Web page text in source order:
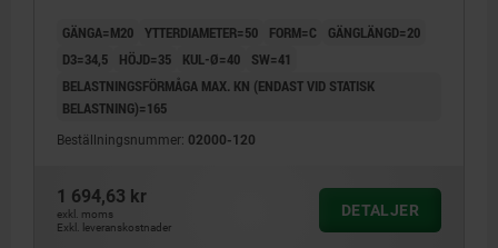
GÄNGA=M20 YTTERDIAMETER=50 FORM=C
GÄNGLÄNGD=20
D3=34,5
HÖJD=35 KUL-Ø=40
SW=41
BELASTNINGSFÖRMÅGA MAX. KN (ENDAST VID STATISK
BELASTNING)=165
Beställningsnummer: 02000-120
1 694,63 kr
exkl. moms
Exkl. leveranskostnader
DETALJER